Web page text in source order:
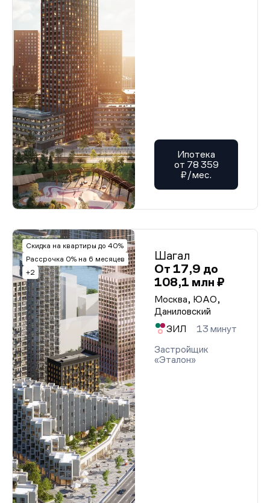
Ипотека
от 78 359
₽/мес.
Скидка на квартиры до 40%
Рассрочка 0% на 6 месяцев
+2
Шагал
От 17,9 до
108,1 млн ₽
Москва, ЮАО,
Даниловский
ЗИЛ
13 минут
Застройщик
«Эталон»